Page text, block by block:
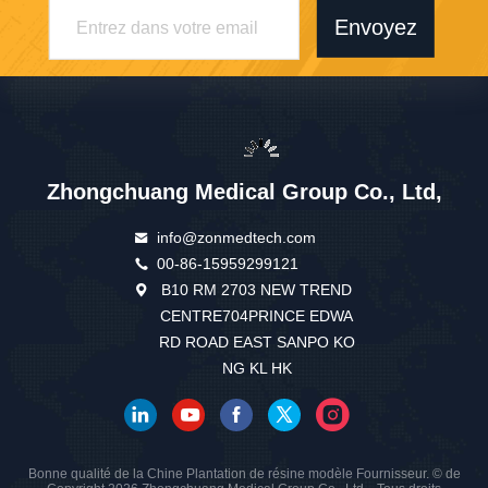
Envoyez
Zhongchuang Medical Group Co., Ltd,
info@zonmedtech.com
00-86-15959299121
B10 RM 2703 NEW TREND
CENTRE704PRINCE EDWA
RD ROAD EAST SANPO KO
NG KL HK
Bonne qualité de la Chine Plantation de résine modèle Fournisseur. © de